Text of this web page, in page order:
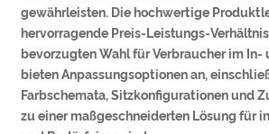
gewährleisten. Die hochwertige
hervorragende Preis-Leistungs-
bevorzugten Wahl für Verbraucher im In-
bieten Anpassungsoptionen an,
Farbschemata, Sitzkonfigurationen und
zu einer maßgeschneiderten Lösung für